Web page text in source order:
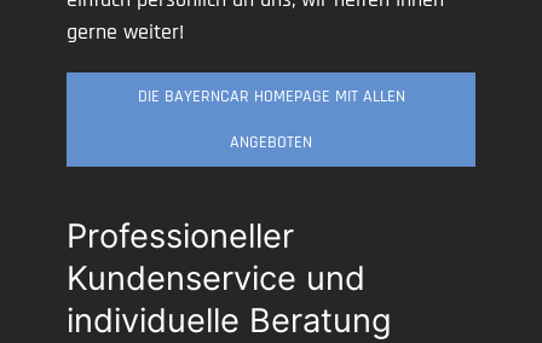
gerne weiter!
DIE BAYERNCAR HOMEPAGE MIT ALLEN
ANGEBOTEN
Professioneller
Kundenservice und
individuelle Beratung